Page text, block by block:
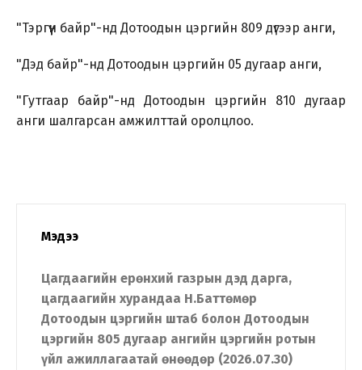
"Тэргүүн байр"-нд Дотоодын цэргийн 809 дүгээр анги,
"Дэд байр"-нд Дотоодын цэргийн 05 дугаар анги,
"Гутгаар байр"-нд Дотоодын цэргийн 810 дугаар
анги шалгарсан амжилттай оролцлоо.
Мэдээ
Цагдаагийн ерөнхий газрын дэд дарга,
цагдаагийн хурандаа Н.Баттөмөр
Дотоодын цэргийн штаб болон Дотоодын
цэргийн 805 дугаар ангийн цэргийн ротын
үйл ажиллагаатай өнөөдөр (2026.07.30)